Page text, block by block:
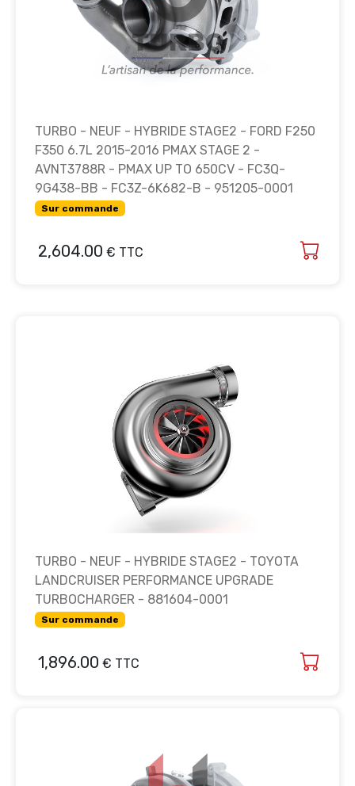
TURBO - NEUF - HYBRIDE STAGE2 - FORD F250
F350 6.7L 2015-2016 PMAX STAGE 2 -
AVNT3788R - PMAX UP TO 650CV - FC3Q-
9G438-BB - FC3Z-6K682-B - 951205-0001
Sur commande
2,604.00 € TTC
TURBO - NEUF - HYBRIDE STAGE2 - TOYOTA
LANDCRUISER PERFORMANCE UPGRADE
TURBOCHARGER - 881604-0001
Sur commande
1,896.00 € TTC